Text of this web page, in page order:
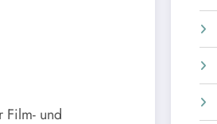
Film- und